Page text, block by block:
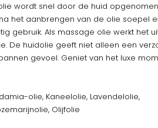
wordt snel door de huid
het aanbrengen van de olie soepel
gebruik. Als massage olie werkt het
De huidolie geeft niet alleen een
gevoel. Geniet van het luxe
olie, Kaneelolie, Lavendelolie,
Olijfolie